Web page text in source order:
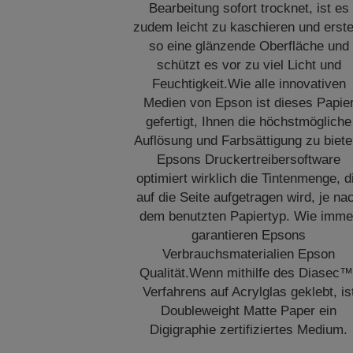
Bearbeitung sofort trocknet, ist es
zudem leicht zu kaschieren und
so eine glänzende Oberfläche und
schützt es vor zu viel Licht und
Feuchtigkeit.Wie alle innovativen
Medien von Epson ist dieses
gefertigt, Ihnen die höchstmögliche
Auflösung und Farbsättigung zu
Epsons Druckertreibersoftware
optimiert wirklich die Tintenmenge,
auf die Seite aufgetragen wird, je
dem benutzten Papiertyp. Wie
garantieren Epsons
Verbrauchsmaterialien Epson
Qualität.Wenn mithilfe des
Verfahrens auf Acrylglas geklebt,
Doubleweight Matte Paper ein
Digigraphie zertifiziertes Medium.